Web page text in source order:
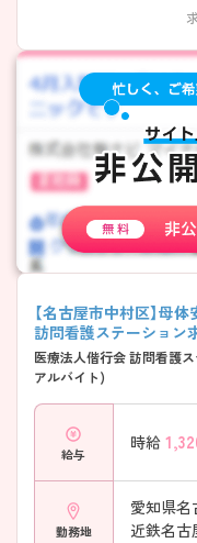
【名古屋市中村区】母
訪問看護ステーション
医療法人偕行会 訪問看護
アルバイト)
給与
時給
勤務地
愛知県名
近鉄名古